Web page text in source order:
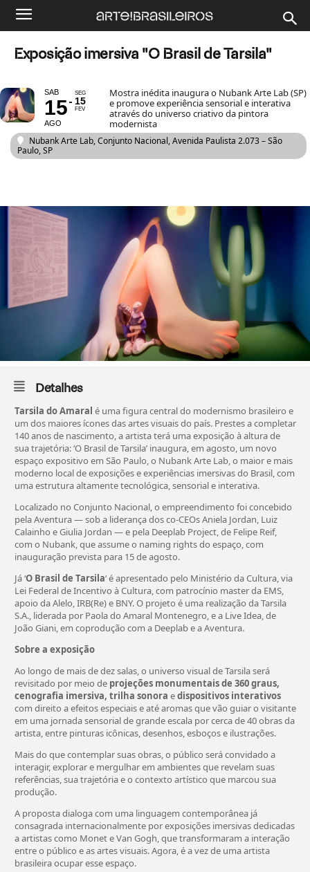
Exposição imersiva "O Brasil de Tarsila"
SAB
15
AGO
SEG
15
FEV
Mostra inédita inaugura o Nubank Arte Lab (SP)
e promove experiência sensorial e interativa
através do universo criativo da pintora
modernista
Nubank Arte Lab, Conjunto Nacional, Avenida Paulista 2.073 – São
Paulo, SP
Detalhes
Tarsila do Amaral é uma figura central do modernismo brasileiro e
um dos maiores ícones das artes visuais do país. Prestes a completar
140 anos de nascimento, a artista terá uma exposição à altura de
sua trajetória: ‘O Brasil de Tarsila’ inaugura, em agosto, um novo
espaço expositivo em São Paulo, o Nubank Arte Lab, o maior e mais
moderno local de exposições e experiências imersivas do Brasil, com
uma estrutura altamente tecnológica, sensorial e interativa.
Localizado no Conjunto Nacional, o empreendimento foi concebido
pela Aventura — sob a liderança dos co-CEOs Aniela Jordan, Luiz
Calainho e Giulia Jordan — e pela Deeplab Project, de Felipe Reif,
com o Nubank, que assume o naming rights do espaço, com
inauguração prevista para 15 de agosto.
Já ‘O Brasil de Tarsila‘ é apresentado pelo Ministério da Cultura, via
Lei Federal de Incentivo à Cultura, com patrocínio master da EMS,
apoio da Alelo, IRB(Re) e BNY. O projeto é uma realização da Tarsila
S.A., liderada por Paola do Amaral Montenegro, e a Live Idea, de
João Giani, em coprodução com a Deeplab e a Aventura.
Sobre a exposição
Ao longo de mais de dez salas, o universo visual de Tarsila será
revisitado por meio de projeções monumentais de 360 graus,
cenografia imersiva, trilha sonora edispositivos interativos
com direito a efeitos especiais e até aromas que vão guiar o visitante
em uma jornada sensorial de grande escala por cerca de 40 obras da
artista, entre pinturas icônicas, desenhos, esboços e ilustrações.
Mais do que contemplar suas obras, o público será convidado a
interagir, explorar e mergulhar em ambientes que revelam suas
referências, sua trajetória e o contexto artístico que marcou sua
produção.
A proposta dialoga com uma linguagem contemporânea já
consagrada internacionalmente por exposições imersivas dedicadas
a artistas como Monet e Van Gogh, que transformaram a interação
entre o público e as artes visuais. Agora, é a vez de uma artista
brasileira ocupar esse espaço.